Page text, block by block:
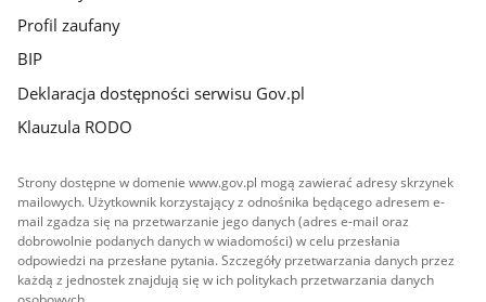
Profil zaufany
BIP
Deklaracja dostępności serwisu Gov.pl
Klauzula RODO
Strony dostępne w domenie www.gov.pl mogą zawierać adresy skrzynek
mailowych. Użytkownik korzystający z odnośnika będącego adresem e-
mail zgadza się na przetwarzanie jego danych (adres e-mail oraz
dobrowolnie podanych danych w wiadomości) w celu przesłania
odpowiedzi na przesłane pytania. Szczegóły przetwarzania danych przez
każdą z jednostek znajdują się w ich politykach przetwarzania danych